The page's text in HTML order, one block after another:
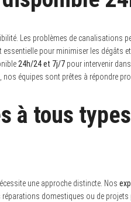
Les problèmes de canalisations
essentielle pour minimiser les dégâts
24h/24 et 7j/7 pour intervenir
équipes sont prêtes à répondre
à tous
une approche distincte. Nos
réparations domestiques ou de